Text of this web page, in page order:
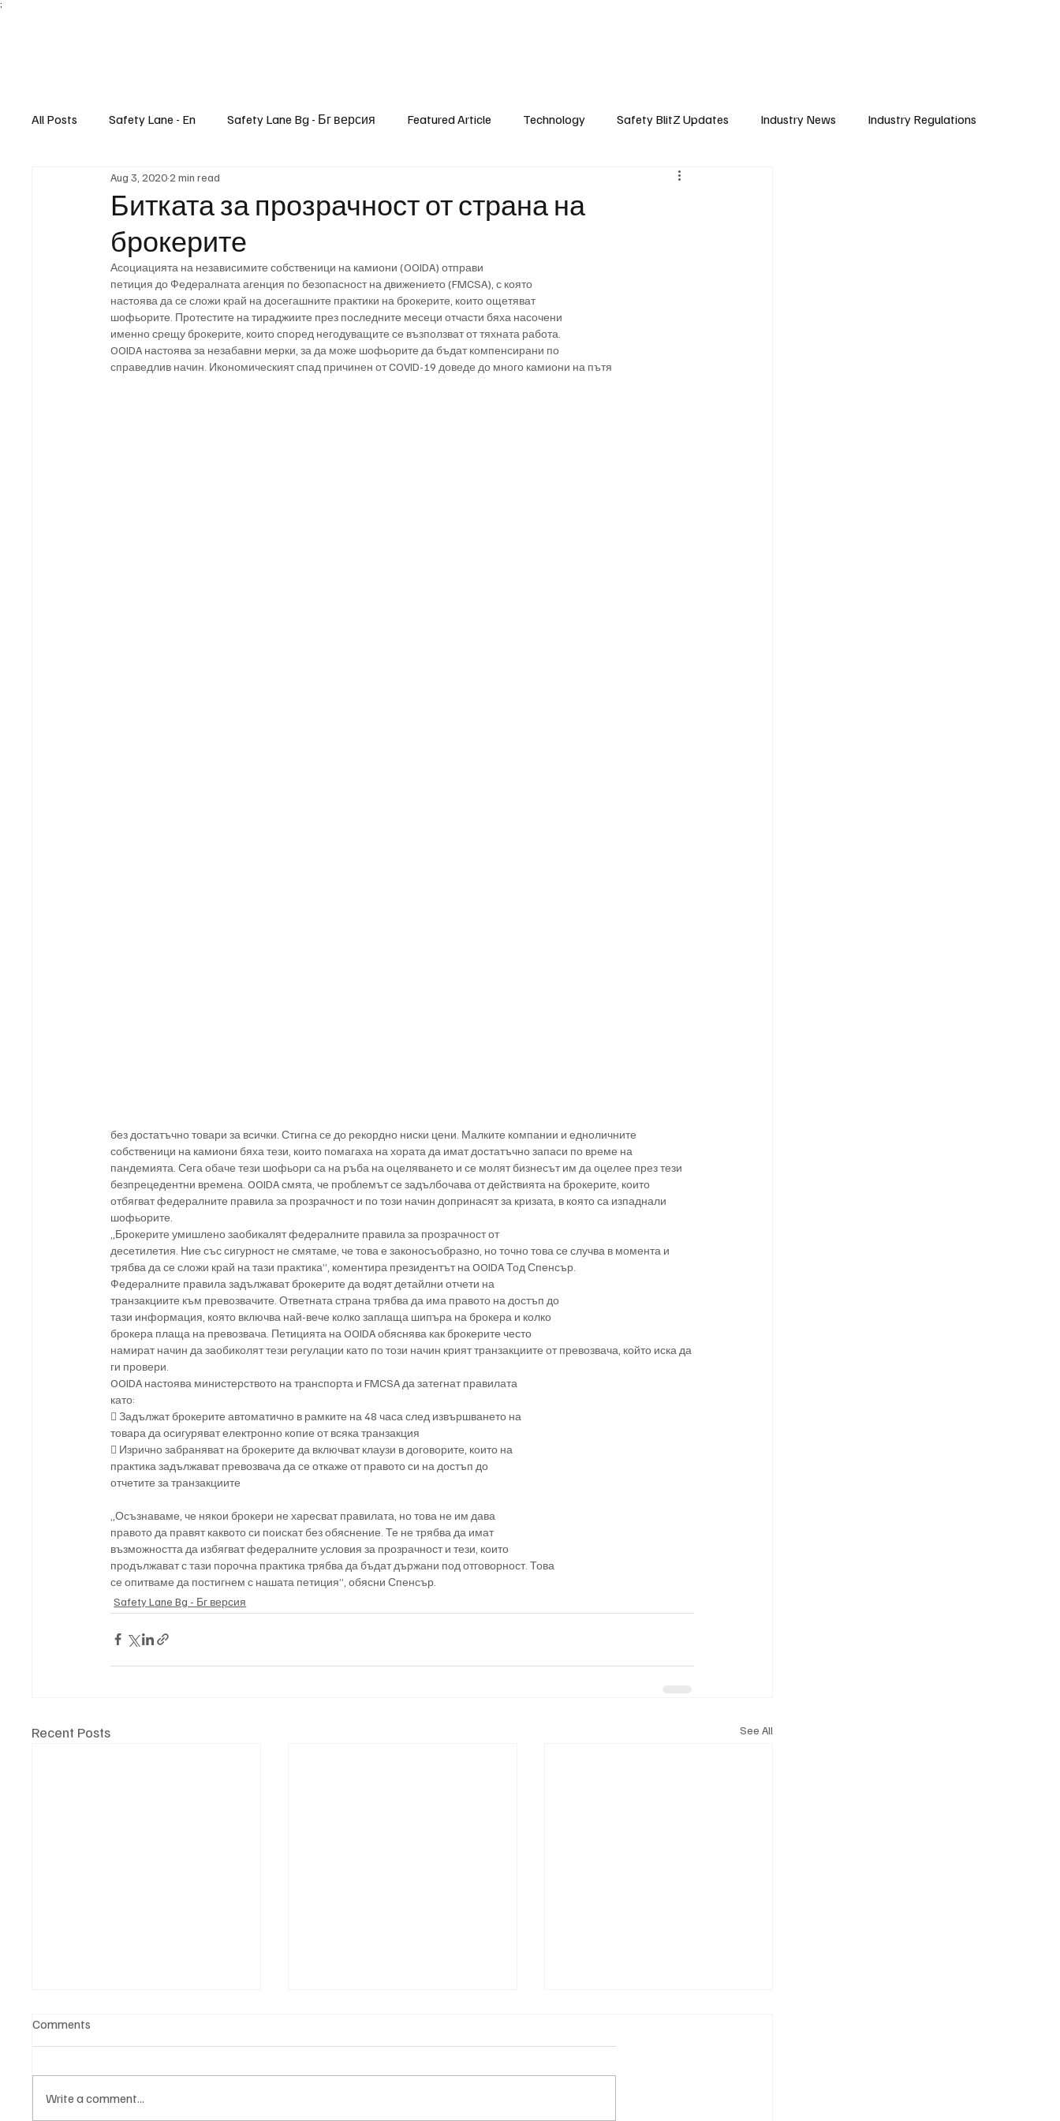
;
All Posts Safety Lane - En Safety Lane Bg - Бг версия Featured Article Technology Safety BlitZ Updates Industry News Industry Regulations
Битката за прозрачност от страна на
брокерите
Aug 3, 20202 min read
Асоциацията на независимите собственици на камиони (OOIDA) отправи
петиция до Федералната агенция по безопасност на движението (FMCSA), с която
настоява да се сложи край на досегашните практики на брокерите, които ощетяват
шофьорите. Протестите на тираджиите през последните месеци отчасти бяха насочени
именно срещу брокерите, които според негодуващите се възползват от тяхната работа.
OOIDA настоява за незабавни мерки, за да може шофьорите да бъдат компенсирани по
справедлив начин. Икономическият спад причинен от COVID-19 доведе до много камиони на пътя
без достатъчно товари за всички. Стигна се до рекордно ниски цени. Малките компании и едноличните
собственици на камиони бяха тези, които помагаха на хората да имат достатъчно запаси по време на
пандемията. Сега обаче тези шофьори са на ръба на оцеляването и се молят бизнесът им да оцелее през тези
безпрецедентни времена. OOIDA смята, че проблемът се задълбочава от действията на брокерите, които
отбягват федералните правила за прозрачност и по този начин допринасят за кризата, в която са изпаднали
шофьорите.
„Брокерите умишлено заобикалят федералните правила за прозрачност от
десетилетия. Ние със сигурност не смятаме, че това е законосъобразно, но точно това се случва в момента и
трябва да се сложи край на тази практика”, коментира президентът на OOIDA Тод Спенсър.
Федералните правила задължават брокерите да водят детайлни отчети на
транзакциите към превозвачите. Ответната страна трябва да има правото на достъп до
тази информация, която включва най-вече колко заплаща шипъра на брокера и колко
брокера плаща на превозвача. Петицията на OOIDA обяснява как брокерите често
намират начин да заобиколят тези регулации като по този начин крият транзакциите от превозвача, който иска да
ги провери.
OOIDA настоява министерството на транспорта и FMCSA да затегнат правилата
като:
 Задължат брокерите автоматично в рамките на 48 часа след извършването на
товара да осигуряват електронно копие от всяка транзакция
 Изрично забраняват на брокерите да включват клаузи в договорите, които на
практика задължават превозвача да се откаже от правото си на достъп до
отчетите за транзакциите
„Осъзнаваме, че някои брокери не харесват правилата, но това не им дава
правото да правят каквото си поискат без обяснение. Те не трябва да имат
възможността да избягват федералните условия за прозрачност и тези, които
продължават с тази порочна практика трябва да бъдат държани под отговорност. Това
се опитваме да постигнем с нашата петиция”, обясни Спенсър.
Safety Lane Bg - Бг версия
Recent Posts See All
Comments
Write a comment...